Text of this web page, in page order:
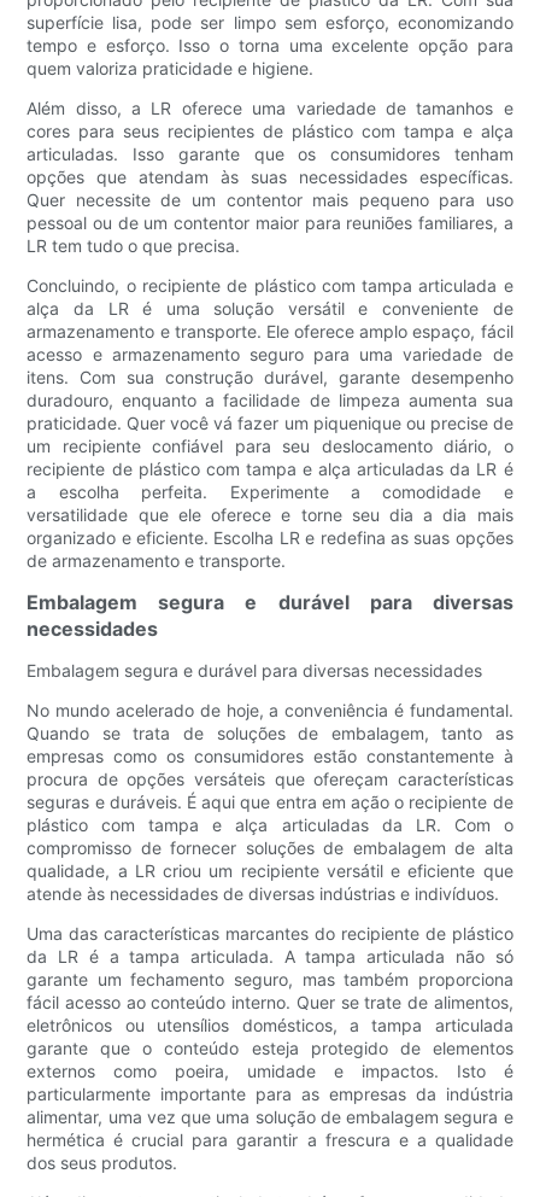
superfície lisa, pode ser limpo sem esforço, economizando
tempo e esforço. Isso o torna uma excelente opção para
quem valoriza praticidade e higiene.
Além disso, a LR oferece uma variedade de tamanhos e
cores para seus recipientes de plástico com tampa e alça
articuladas. Isso garante que os consumidores tenham
opções que atendam às suas necessidades específicas.
Quer necessite de um contentor mais pequeno para uso
pessoal ou de um contentor maior para reuniões familiares, a
LR tem tudo o que precisa.
Concluindo, o recipiente de plástico com tampa articulada e
alça da LR é uma solução versátil e conveniente de
armazenamento e transporte. Ele oferece amplo espaço, fácil
acesso e armazenamento seguro para uma variedade de
itens. Com sua construção durável, garante desempenho
duradouro, enquanto a facilidade de limpeza aumenta sua
praticidade. Quer você vá fazer um piquenique ou precise de
um recipiente confiável para seu deslocamento diário, o
recipiente de plástico com tampa e alça articuladas da LR é
a escolha perfeita. Experimente a comodidade e
versatilidade que ele oferece e torne seu dia a dia mais
organizado e eficiente. Escolha LR e redefina as suas opções
de armazenamento e transporte.
Embalagem segura e durável para diversas
necessidades
Embalagem segura e durável para diversas necessidades
No mundo acelerado de hoje, a conveniência é fundamental.
Quando se trata de soluções de embalagem, tanto as
empresas como os consumidores estão constantemente à
procura de opções versáteis que ofereçam características
seguras e duráveis. É aqui que entra em ação o recipiente de
plástico com tampa e alça articuladas da LR. Com o
compromisso de fornecer soluções de embalagem de alta
qualidade, a LR criou um recipiente versátil e eficiente que
atende às necessidades de diversas indústrias e indivíduos.
Uma das características marcantes do recipiente de plástico
da LR é a tampa articulada. A tampa articulada não só
garante um fechamento seguro, mas também proporciona
fácil acesso ao conteúdo interno. Quer se trate de alimentos,
eletrônicos ou utensílios domésticos, a tampa articulada
garante que o conteúdo esteja protegido de elementos
externos como poeira, umidade e impactos. Isto é
particularmente importante para as empresas da indústria
alimentar, uma vez que uma solução de embalagem segura e
hermética é crucial para garantir a frescura e a qualidade
dos seus produtos.